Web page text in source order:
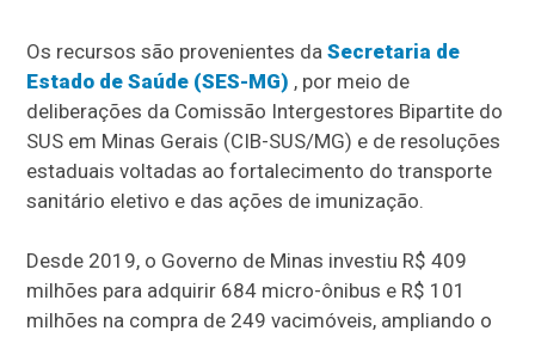
Os recursos são provenientes daSecretaria de
Estado de Saúde (SES-MG) , por meio de
deliberações da Comissão Intergestores Bipartite do
SUS em Minas Gerais (CIB-SUS/MG) e de resoluções
estaduais voltadas ao fortalecimento do transporte
sanitário eletivo e das ações de imunização.
Desde 2019, o Governo de Minas investiu R$ 409
milhões para adquirir 684 micro-ônibus e R$ 101
milhões na compra de 249 vacimóveis, ampliando o